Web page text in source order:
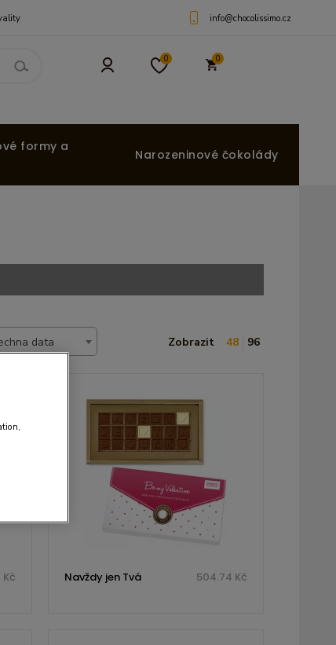
info@chocolissimo.cz
0 0
formy a
Narozeninové čokolády
data Zobrazit 48 96
Kč Navždy jen Tvá 504.74 Kč